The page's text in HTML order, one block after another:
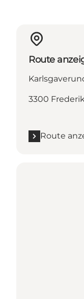
Route
3300
Route